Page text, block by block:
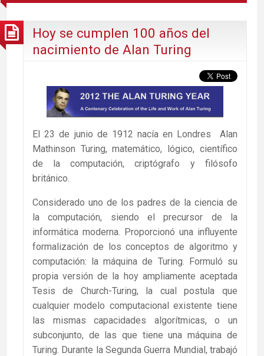
Hoy se cumplen 100 años del
nacimiento de Alan Turing
El 23 de junio de 1912 nacía en Londres Alan
Mathinson Turing, matemático, lógico, científico
de la computación, criptógrafo y filósofo
británico.
Considerado uno de los padres de la ciencia de
la computación, siendo el precursor de la
informática moderna. Proporcionó una influyente
formalización de los conceptos de algoritmo y
computación: la máquina de Turing. Formuló su
propia versión de la hoy ampliamente aceptada
Tesis de Church-Turing, la cual postula que
cualquier modelo computacional existente tiene
las mismas capacidades algorítmicas, o un
subconjunto, de las que tiene una máquina de
Turing. Durante la Segunda Guerra Mundial, trabajó